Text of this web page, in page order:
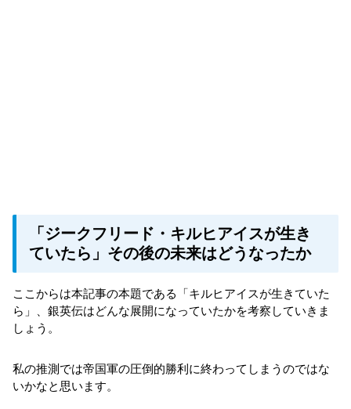
「ジークフリード・キルヒアイスが生き
ていたら」その後の未来はどうなったか
ここからは本記事の本題である「キルヒアイスが生きていた
ら」、銀英伝はどんな展開になっていたかを考察していきま
しょう。
私の推測では帝国軍の圧倒的勝利に終わってしまうのではな
いかなと思います。